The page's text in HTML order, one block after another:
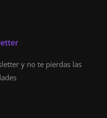
y no te pierdas las